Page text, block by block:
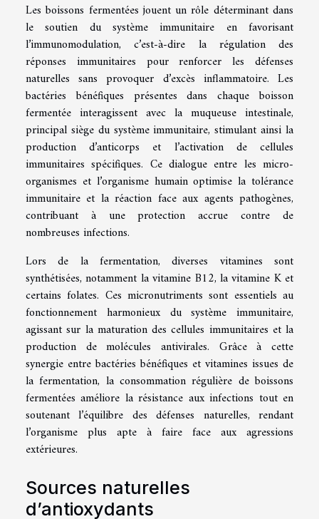
Les boissons fermentées jouent un rôle déterminant dans
le soutien du système immunitaire en favorisant
l’immunomodulation, c’est-à-dire la régulation des
réponses immunitaires pour renforcer les défenses
naturelles sans provoquer d’excès inflammatoire. Les
bactéries bénéfiques présentes dans chaque boisson
fermentée interagissent avec la muqueuse intestinale,
principal siège du système immunitaire, stimulant ainsi la
production d’anticorps et l’activation de cellules
immunitaires spécifiques. Ce dialogue entre les micro-
organismes et l’organisme humain optimise la tolérance
immunitaire et la réaction face aux agents pathogènes,
contribuant à une protection accrue contre de
nombreuses infections.
Lors de la fermentation, diverses vitamines sont
synthétisées, notamment la vitamine B12, la vitamine K et
certains folates. Ces micronutriments sont essentiels au
fonctionnement harmonieux du système immunitaire,
agissant sur la maturation des cellules immunitaires et la
production de molécules antivirales. Grâce à cette
synergie entre bactéries bénéfiques et vitamines issues de
la fermentation, la consommation régulière de boissons
fermentées améliore la résistance aux infections tout en
soutenant l’équilibre des défenses naturelles, rendant
l’organisme plus apte à faire face aux agressions
extérieures.
Sources naturelles
d’antioxydants